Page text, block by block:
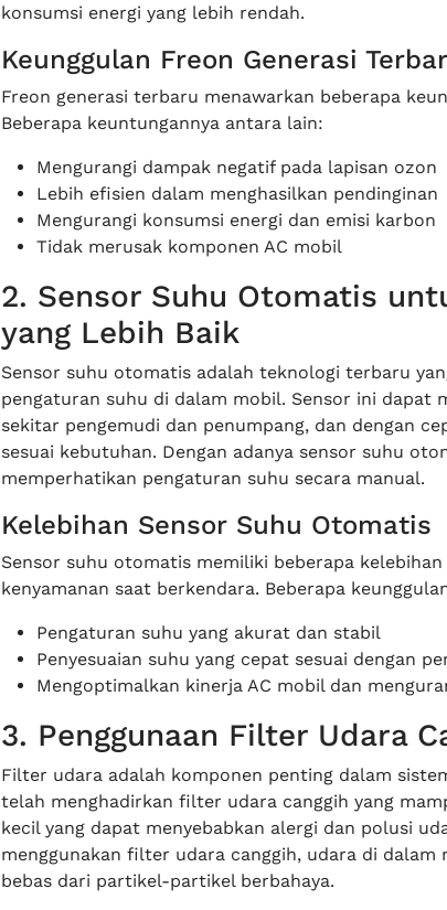
konsumsi energi yang lebih rendah.
Keunggulan Freon Generasi
Freon generasi terbaru menawarkan beberapa
Beberapa keuntungannya antara lain:
Mengurangi dampak negatif pada lapisan ozon
Lebih efisien dalam menghasilkan pendinginan
Mengurangi konsumsi energi dan emisi karbon
Tidak merusak komponen AC mobil
2. Sensor Suhu Otomatis
yang Lebih Baik
Sensor suhu otomatis adalah teknologi terbaru
pengaturan suhu di dalam mobil. Sensor ini dapat
sekitar pengemudi dan penumpang, dan dengan
sesuai kebutuhan. Dengan adanya sensor suhu
memperhatikan pengaturan suhu secara manual.
Kelebihan Sensor Suhu Otomatis
Sensor suhu otomatis memiliki beberapa
kenyamanan saat berkendara. Beberapa
Pengaturan suhu yang akurat dan stabil
Penyesuaian suhu yang cepat sesuai dengan
Mengoptimalkan kinerja AC mobil dan
3. Penggunaan Filter Udara
Filter udara adalah komponen penting dalam
telah menghadirkan filter udara canggih yang
kecil yang dapat menyebabkan alergi dan polusi
menggunakan filter udara canggih, udara di dalam
bebas dari partikel-partikel berbahaya.